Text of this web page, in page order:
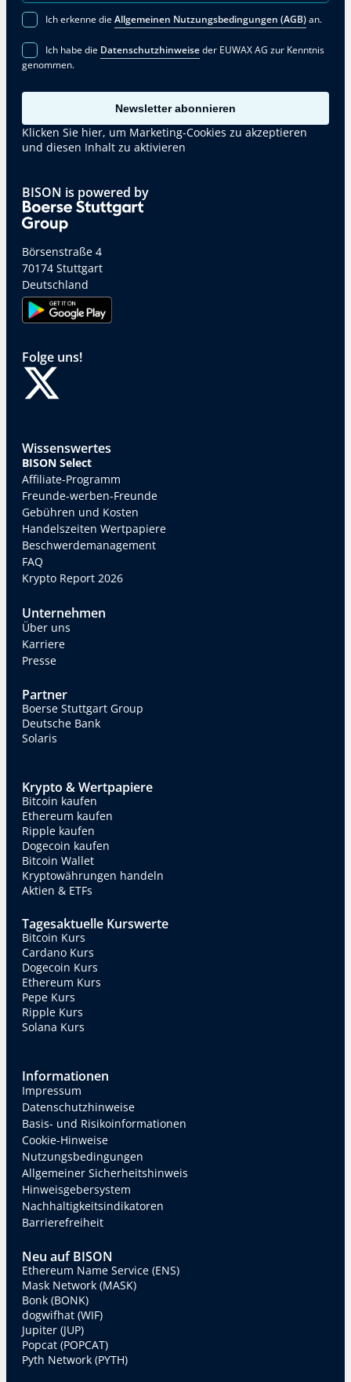
BISON is powered by
Börsenstraße 4
70174 Stuttgart
Deutschland
Folge uns!
Wissenswertes
BISON Select
Affiliate-Programm
Freunde-werben-Freunde
Gebühren und Kosten
Handelszeiten Wertpapiere
Beschwerdemanagement
FAQ
Krypto Report 2026
Unternehmen
Über uns
Karriere
Presse
Partner
Boerse Stuttgart Group
Deutsche Bank
Solaris
Krypto & Wertpapiere
Bitcoin kaufen
Ethereum kaufen
Ripple kaufen
Dogecoin kaufen
Bitcoin Wallet
Kryptowährungen handeln
Aktien & ETFs
Tagesaktuelle Kurswerte
Bitcoin Kurs
Cardano Kurs
Dogecoin Kurs
Ethereum Kurs
Pepe Kurs
Ripple Kurs
Solana Kurs
Informationen
Impressum
Datenschutzhinweise
Basis- und Risikoinformationen
Cookie-Hinweise
Nutzungsbedingungen
Allgemeiner Sicherheitshinweis
Hinweisgebersystem
Nachhaltigkeitsindikatoren
Barrierefreiheit
Neu auf BISON
Ethereum Name Service (ENS)
Mask Network (MASK)
Bonk (BONK)
dogwifhat (WIF)
Jupiter (JUP)
Popcat (POPCAT)
Pyth Network (PYTH)
Ich erkenne dieAllgemeinen Nutzungsbedingungen (AGB)an.
Ich habe die Datenschutzhinweiseder EUWAX AG zur Kenntnis
genommen.
Newsletter abonnieren
Klicken Sie hier, um Marketing-Cookies zu akzeptieren
und diesen Inhalt zu aktivieren